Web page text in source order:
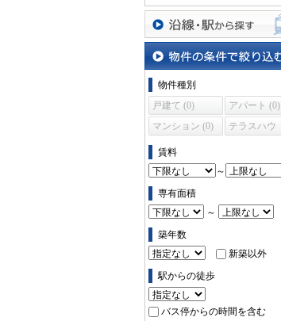
沿線・駅から探す
物件の条件で絞り込む
物件種別
戸建て (0)
アパート (0)
マンション (0)
テラスハウ
賃料
～
専有面積
～
築年数
新築以外
駅からの徒歩
バス停からの時間を含む